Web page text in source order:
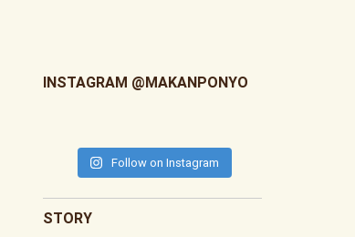
INSTAGRAM @MAKANPONYO
Follow on Instagram
STORY